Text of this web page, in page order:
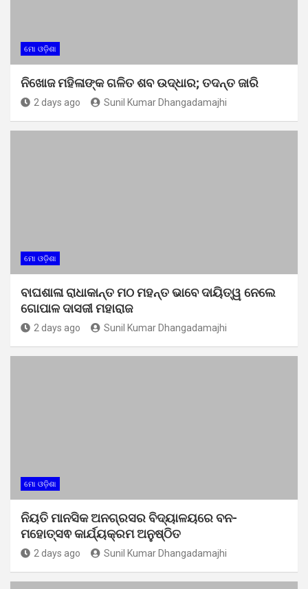
ମୋ ଓଡ଼ିଶା
ନିଖୋଜ ମହିଳାଙ୍କ ଗଳିତ ଶବ ଉଦ୍ଧାର; ତଦନ୍ତ ଜାରି
2 days ago Sunil Kumar Dhangadamajhi
ମୋ ଓଡ଼ିଶା
ବାଘଶାଳା ରାଧାକାନ୍ତ ମଠ ମହନ୍ତ ଭାବେ ଦାୟିତ୍ୱ ନେଲେ
ଗୋପାଳ ଦାସଜୀ ମହାରାଜ
2 days ago Sunil Kumar Dhangadamajhi
ମୋ ଓଡ଼ିଶା
ନିୟତି ମାନସିକ ଅନଗ୍ରସର ବିଦ୍ୟାଳୟରେ ବନ-
ମହୋତ୍ସଵ କାର୍ଯ୍ୟକ୍ରମ ଅନୁଷ୍ଠିତ
2 days ago Sunil Kumar Dhangadamajhi